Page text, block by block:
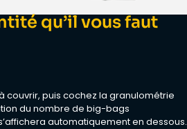
qu’il vous faut
couvrir, puis cochez la granulométrie
du nombre de big-bags
automatiquement en dessous.